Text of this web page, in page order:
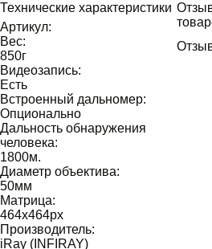
Технические характеристики
Артикул:
Вес:
850г
Видеозапись:
Есть
Встроенный дальномер:
Опционально
Дальность обнаружения
человека:
1800м.
Диаметр объектива:
50мм
Матрица:
464x464px
Производитель:
iRay (INFIRAY)